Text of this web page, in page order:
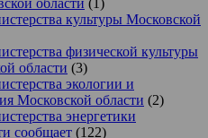
культуры Московской
физической культуры
области (3)
экологии и
Московской области (2)
энергетики
сообщает (122)